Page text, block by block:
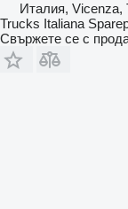
Италия, Vicenza,
Trucks Italiana
Свържете се с